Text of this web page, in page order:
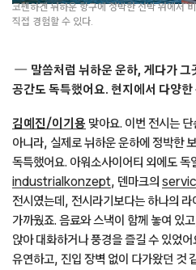
코펜하겐 뉘하운 항구에 정박한 선박 위에서
직접 경험할 수 있다.
말씀처럼 뉘하운 운하, 게다가 그
공간도 독특했어요. 현지에서 다양
김예진/이기용 맞아요. 이번 전시는
아니라, 실제로 뉘하운 운하에 정박한
독특했어요. 아워소사이어티 외에도 독
industrialkonzept, 덴마크의
전시였는데, 전시라기보다는 하나의 라
가까웠죠. 음료와 스낵이 함께 놓여 있
앉아 대화하거나 풍경을 즐길 수 있었
유연하고, 진입 장벽 없이 다가왔던 것